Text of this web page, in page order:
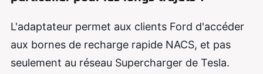
L'adaptateur permet aux clients Ford d'accéder
aux bornes de recharge rapide NACS, et pas
seulement au réseau Supercharger de Tesla.